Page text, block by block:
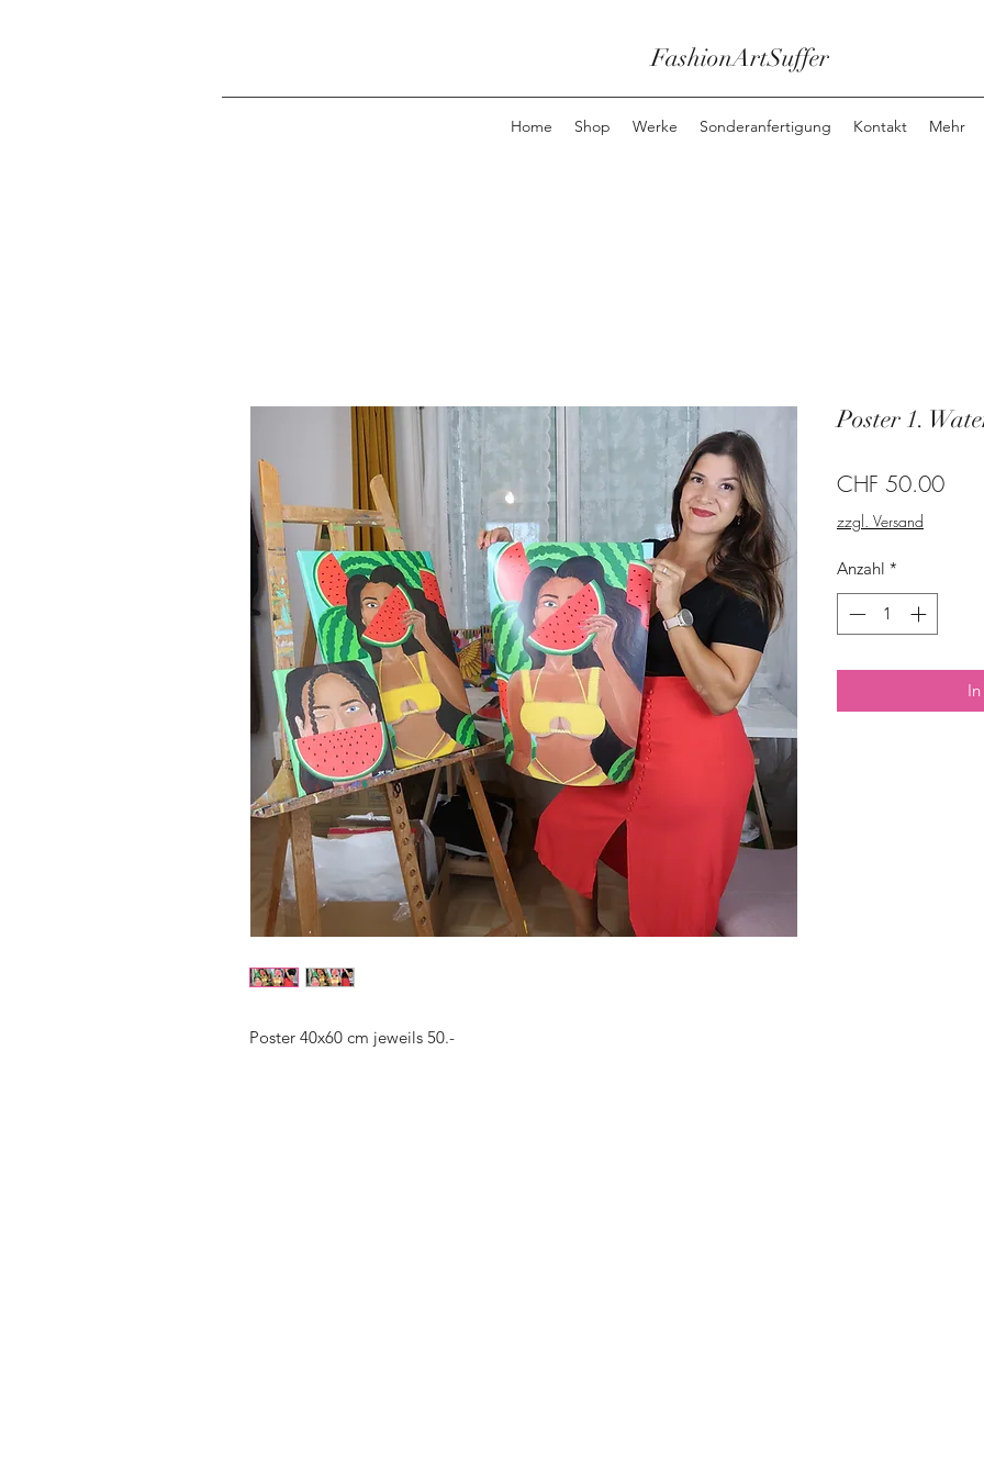
FashionArtSuffer
Home Shop Werke Sonderanfertigung Kontakt Mehr
Poster 40x60 cm jeweils 50.-
Poster 1.
CHF 50.00Preis
zzgl. Versand
Anzahl *